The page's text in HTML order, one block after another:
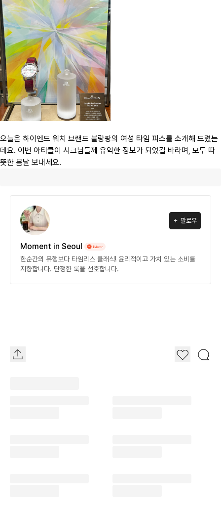
오늘은 하이엔드 워치 브랜드 블랑팡의 여성 타임 피스를 소개해 드렸는
데요. 이번 아티클이 시크님들께 유익한 정보가 되었길 바라며, 모두 따
뜻한 봄날 보내세요.
팔로우
Moment in Seoul
한순간의 유행보다 타임리스 클래식! 윤리적이고 가치 있는 소비를
지향합니다. 단정한 룩을 선호합니다.